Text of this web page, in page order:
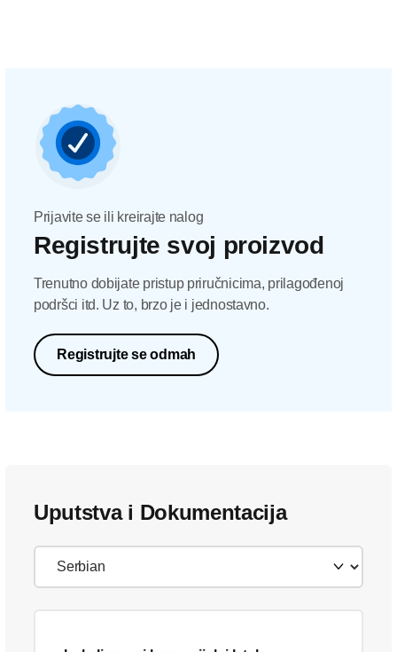
Prijavite se ili kreirajte nalog
Registrujte svoj proizvod
Trenutno dobijate pristup priručnicima, prilagođenoj
podršci itd. Uz to, brzo je i jednostavno.
Registrujte se odmah
Uputstva i Dokumentacija